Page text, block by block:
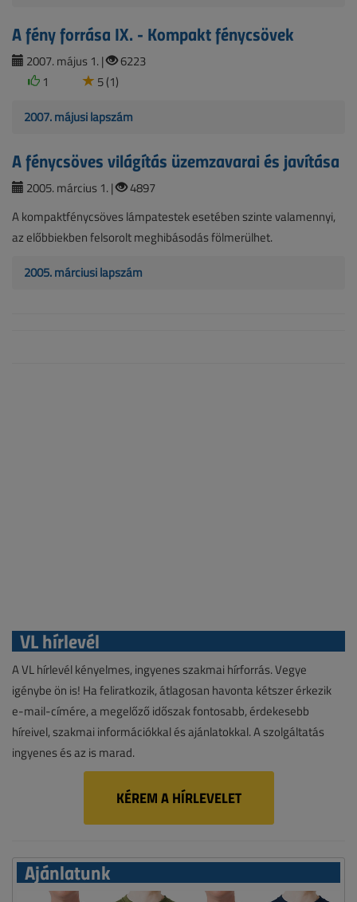
A fény forrása IX. - Kompakt fénycsövek
2007. május 1. |
6223
1
5 (1)
2007. májusi lapszám
A fénycsöves világítás üzemzavarai és javítása
2005. március 1. |
4897
A kompaktfénycsöves lámpatestek esetében szinte valamennyi,
az előbbiekben felsorolt meghibásodás fölmerülhet.
2005. márciusi lapszám
VL hírlevél
A VL hírlevél kényelmes, ingyenes szakmai hírforrás. Vegye
igénybe ön is! Ha feliratkozik, átlagosan havonta kétszer érkezik
e-mail-címére, a megelőző időszak fontosabb, érdekesebb
híreivel, szakmai információkkal és ajánlatokkal. A szolgáltatás
ingyenes és az is marad.
KÉREM A HÍRLEVELET
Ajánlatunk